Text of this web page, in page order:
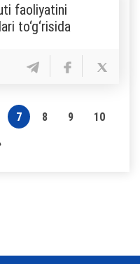
faoliyatini
to‘g‘risida
7 8 9
10